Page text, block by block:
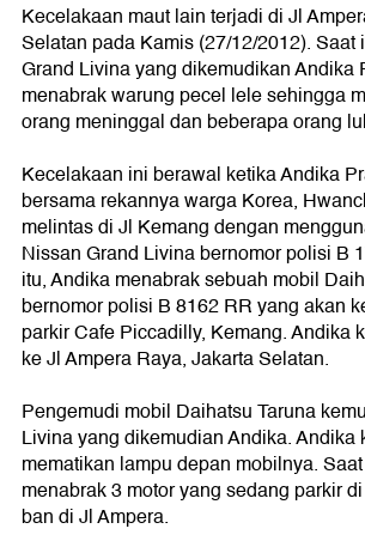
Kecelakaan maut lain terjadi di Jl
Selatan pada Kamis (27/12/2012). Saat
Grand Livina yang dikemudikan Andika
menabrak warung pecel lele sehingga
orang meninggal dan beberapa orang
Kecelakaan ini berawal ketika Andika
bersama rekannya warga Korea,
melintas di Jl Kemang dengan
Nissan Grand Livina bernomor polisi B
itu, Andika menabrak sebuah mobil
bernomor polisi B 8162 RR yang akan
parkir Cafe Piccadilly, Kemang. Andika
ke Jl Ampera Raya, Jakarta Selatan.
Pengemudi mobil Daihatsu Taruna
Livina yang dikemudian Andika. Andika
mematikan lampu depan mobilnya.
menabrak 3 motor yang sedang parkir
ban di Jl Ampera.